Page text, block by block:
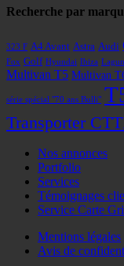
Recherche par
323 F A4 Avant Astra Audi
Fox Golf Hyundai Ibiza
Multivan T5 Multivan
série spécial "70 ans Bulli"
Transporter
Nos annonces
Portfolio
Services
Témoignages
Service Carte
Mentions légales
Avis de